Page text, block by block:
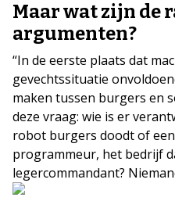
Maar wat zijn de
argumenten?
“In de eerste plaats dat
gevechtssituatie
maken tussen burgers en
deze vraag: wie is er
robot burgers doodt of
programmeur, het bedrijf
legercommandant?